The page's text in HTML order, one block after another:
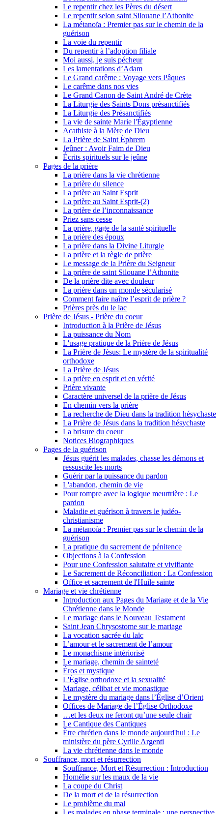
Le repentir chez les Pères du désert
Le repentir selon saint Silouane l’Athonite
La métanoïa : Premier pas sur le chemin de la
guérison
La voie du repentir
Du repentir à l’adoption filiale
Moi aussi, je suis pécheur
Les lamentations d’Adam
Le Grand carême : Voyage vers Pâques
Le carême dans nos vies
Le Grand Canon de Saint André de Crète
La Liturgie des Saints Dons présanctifiés
La Liturgie des Présanctifiés
La vie de sainte Marie l'Égyptienne
Acathiste à la Mère de Dieu
La Prière de Saint Éphrem
Jeûner : Avoir Faim de Dieu
Écrits spirituels sur le jeûne
Pages de la prière
La prière dans la vie chrétienne
La prière du silence
La prière au Saint Esprit
La prière au Saint Esprit-(2)
La prière de l’inconnaissance
Priez sans cesse
La prière, gage de la santé spirituelle
La prière des époux
La prière dans la Divine Liturgie
La prière et la règle de prière
Le message de la Prière du Seigneur
La prière de saint Silouane l’Athonite
De la prière dite avec douleur
La prière dans un monde sécularisé
Comment faire naître l’esprit de prière ?
Prières près du le lac
Prière de Jésus - Prière du coeur
Introduction à la Prière de Jésus
La puissance du Nom
L'usage pratique de la Prière de Jésus
La Prière de Jésus: Le mystère de la spiritualité
orthodoxe
La Prière de Jésus
La prière en esprit et en vérité
Prière vivante
Caractère universel de la prière de Jésus
En chemin vers la prière
La recherche de Dieu dans la tradition hésychaste
La Prière de Jésus dans la tradition hésychaste
La brisure du coeur
Notices Biographiques
Pages de la guérison
Jésus guérit les malades, chasse les démons et
ressuscite les morts
Guérir par la puissance du pardon
L'abandon, chemin de vie
Pour rompre avec la logique meurtrière : Le
pardon
Maladie et guérison à travers le judéo-
christianisme
La métanoïa : Premier pas sur le chemin de la
guérison
La pratique du sacrement de pénitence
Objections à la Confession
Pour une Confession salutaire et vivifiante
Le Sacrement de Réconciliation : La Confession
Office et sacrement de l'Huile sainte
Mariage et vie chrétienne
Introduction aux Pages du Mariage et de la Vie
Chrétienne dans le Monde
Le mariage dans le Nouveau Testament
Saint Jean Chrysostome sur le mariage
La vocation sacrée du laïc
L’amour et le sacrement de l’amour
Le monachisme intériorisé
Le mariage, chemin de sainteté
Éros et mystique
L'Église orthodoxe et la sexualité
Mariage, célibat et vie monastique
Le mystère du mariage dans l’Église d’Orient
Offices de Mariage de l’Église Orthodoxe
…et les deux ne feront qu’une seule chair
Le Cantique des Cantiques
Être chrétien dans le monde aujourd'hui : Le
ministère du père Cyrille Argenti
La vie chrétienne dans le monde
Souffrance, mort et résurrection
Souffrance, Mort et Résurrection : Introduction
Homélie sur les maux de la vie
La coupe du Christ
De la mort et de la résurrection
Le problème du mal
Les malades en phase terminale : une perspective